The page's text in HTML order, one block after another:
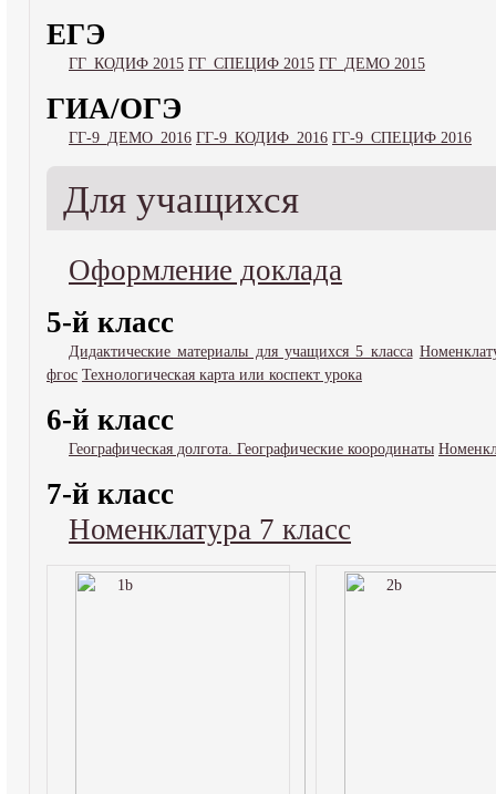
ЕГЭ
ГГ_КОДИФ 2015 ГГ_СПЕЦИФ 2015 ГГ_ДЕМО 2015
ГИА/ОГЭ
ГГ-9_ДЕМО_2016 ГГ-9_КОДИФ_2016 ГГ-9_СПЕЦИФ 2016
Для учащихся
Оформление доклада
5-й класс
Дидактические материалы для учащихся 5 класса
фгос Технологическая карта или коспект урока
6-й класс
Географическая долгота. Географические коородинаты
7-й класс
Номенклатура 7 класс